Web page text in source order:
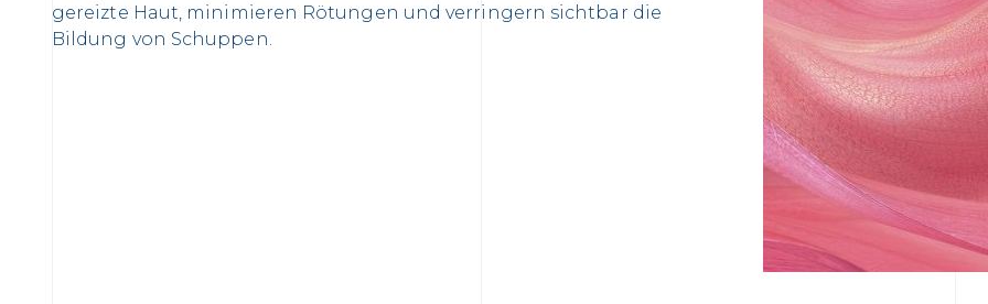
gereizte Haut, minimieren Rötungen und verringern sichtbar die
Bildung von Schuppen.